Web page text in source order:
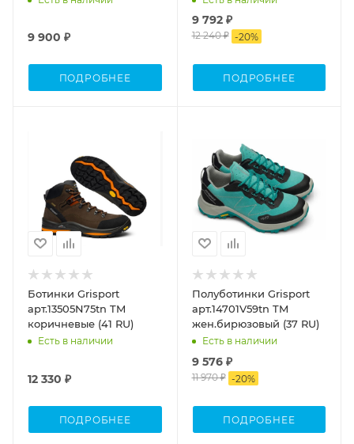
9 900 ₽
ПОДРОБНЕЕ
9 792 ₽
12 240 ₽ -20%
ПОДРОБНЕЕ
Ботинки Grisport
арт.13505N75tn TM
коричневые (41 RU)
Есть в наличии
12 330 ₽
ПОДРОБНЕЕ
Полуботинки Grisport
арт.14701V59tn TM
жен.бирюзовый (37 RU)
Есть в наличии
9 576 ₽
11 970 ₽ -20%
ПОДРОБНЕЕ